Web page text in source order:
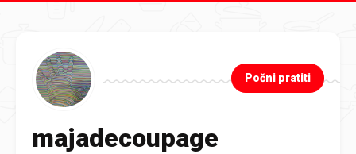
majadecoupage
Počni pratiti